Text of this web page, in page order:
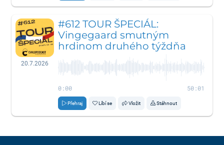
20.7.2026
#612 TOUR ŠPECIÁL:
Vingegaard smutným
hrdinom druhého týždňa
0:00 50:01
Přehraj Líbí se Vložit Stáhnout